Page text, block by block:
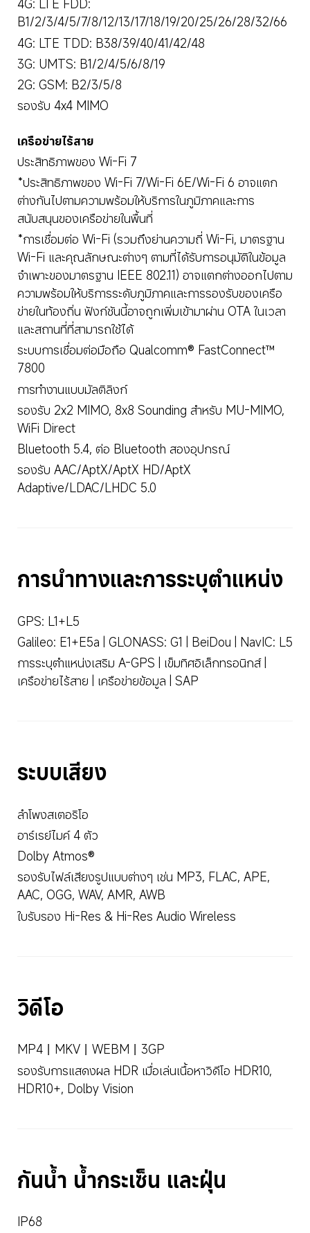
4G: LTE FDD:
B1/2/3/4/5/7/8/12/13/17/18/19/20/25/26/28/32/66
4G: LTE TDD: B38/39/40/41/42/48
3G: UMTS: B1/2/4/5/6/8/19
2G: GSM: B2/3/5/8
รองรับ 4x4 MIMO
เครือข่ายไร้สาย
ประสิทธิภาพของ Wi-Fi 7
*ประสิทธิภาพของ Wi-Fi 7/Wi-Fi 6E/Wi-Fi 6 อาจแตก
ต่างกันไปตามความพร้อมให้บริการในภูมิภาคและการ
สนับสนุนของเครือข่ายในพื้นที่
*การเชื่อมต่อ Wi-Fi (รวมถึงย่านความถี่ Wi-Fi, มาตรฐาน
Wi-Fi และคุณลักษณะต่างๆ ตามที่ได้รับการอนุมัติในข้อมูล
จำเพาะของมาตรฐาน IEEE 802.11) อาจแตกต่างออกไปตาม
ความพร้อมให้บริการระดับภูมิภาคและการรองรับของเครือ
ข่ายในท้องถิ่น ฟังก์ชันนี้อาจถูกเพิ่มเข้ามาผ่าน OTA ในเวลา
และสถานที่ที่สามารถใช้ได้
ระบบการเชื่อมต่อมือถือ Qualcomm® FastConnect™
7800
การทำงานแบบมัลติลิงก์
รองรับ 2x2 MIMO, 8x8 Sounding สำหรับ MU-MIMO,
WiFi Direct
Bluetooth 5.4, ต่อ Bluetooth สองอุปกรณ์
รองรับ AAC/AptX/AptX HD/AptX
Adaptive/LDAC/LHDC 5.0
การนำทางและการระบุตำแหน่ง
GPS: L1+L5
Galileo: E1+E5a | GLONASS: G1 | BeiDou | NavIC: L5
การระบุตำแหน่งเสริม A-GPS | เข็มทิศอิเล็กทรอนิกส์ |
เครือข่ายไร้สาย | เครือข่ายข้อมูล | SAP
ระบบเสียง
ลำโพงสเตอริโอ
อาร์เรย์ไมค์ 4 ตัว
Dolby Atmos®
รองรับไฟล์เสียงรูปแบบต่างๆ เช่น MP3, FLAC, APE,
AAC, OGG, WAV, AMR, AWB
ใบรับรอง Hi-Res & Hi-Res Audio Wireless
วิดีโอ
MP4丨MKV丨WEBM丨3GP
รองรับการแสดงผล HDR เมื่อเล่นเนื้อหาวิดีโอ HDR10,
HDR10+, Dolby Vision
กันน้ำ น้ำกระเซ็น และฝุ่น
IP68